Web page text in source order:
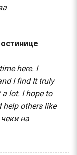
here. I
I find It truly
lot. I hope to
others like
на